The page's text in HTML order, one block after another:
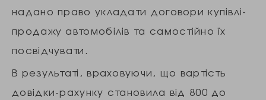
надано право укладати договори купівлі-
продажу автомобілів та самостійно їх
посвідчувати.
В результаті, враховуючи, що вартість
довідки-рахунку становила від 800 до